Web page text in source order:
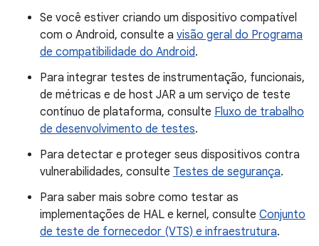
Se você estiver criando um dispositivo compatível
com o Android, consulte a visão geral do Programa
de compatibilidade do Android.
Para integrar testes de instrumentação, funcionais,
de métricas e de host JAR a um serviço de teste
contínuo de plataforma, consulte Fluxo de trabalho
de desenvolvimento de testes.
Para detectar e proteger seus dispositivos contra
vulnerabilidades, consulte Testes de segurança.
Para saber mais sobre como testar as
implementações de HAL e kernel, consulte Conjunto
de teste de fornecedor (VTS) e infraestrutura.